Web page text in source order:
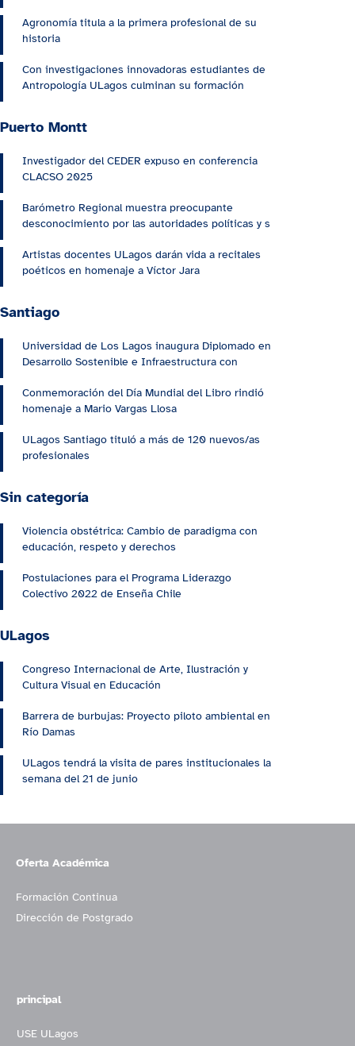
Agronomía titula a la primera profesional de su
historia
Con investigaciones innovadoras estudiantes de
Antropología ULagos culminan su formación
Puerto Montt
Investigador del CEDER expuso en conferencia
CLACSO 2025
Barómetro Regional muestra preocupante
desconocimiento por las autoridades políticas y s
Artistas docentes ULagos darán vida a recitales
poéticos en homenaje a Víctor Jara
Santiago
Universidad de Los Lagos inaugura Diplomado en
Desarrollo Sostenible e Infraestructura con
Conmemoración del Día Mundial del Libro rindió
homenaje a Mario Vargas Llosa
ULagos Santiago tituló a más de 120 nuevos/as
profesionales
Sin categoría
Violencia obstétrica: Cambio de paradigma con
educación, respeto y derechos
Postulaciones para el Programa Liderazgo
Colectivo 2022 de Enseña Chile
ULagos
Congreso Internacional de Arte, Ilustración y
Cultura Visual en Educación
Barrera de burbujas: Proyecto piloto ambiental en
Río Damas
ULagos tendrá la visita de pares institucionales la
semana del 21 de junio
Oferta Académica
Formación Continua
Dirección de Postgrado
principal
USE ULagos